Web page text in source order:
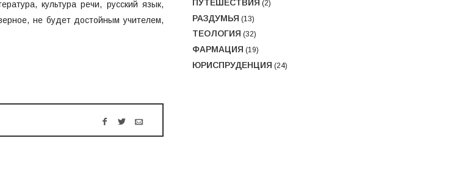
культура речи, русский язык,
не будет достойным учителем,
ПУТЕШЕСТВИЯ (2)
РАЗДУМЬЯ (13)
ТЕОЛОГИЯ (32)
ФАРМАЦИЯ (19)
ЮРИСПРУДЕНЦИЯ (24)